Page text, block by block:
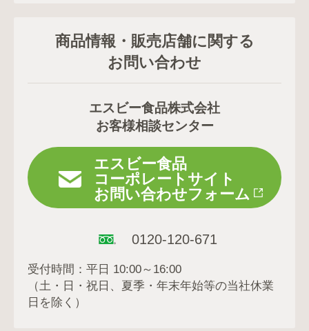
商品情報・販売店舗に関する
お問い合わせ
エスビー食品株式会社
お客様相談センター
エスビー食品
コーポレートサイト
お問い合わせフォーム
0120-120-671
受付時間：平日 10:00～16:00
（土・日・祝日、夏季・年末年始等の当社休業
日を除く）